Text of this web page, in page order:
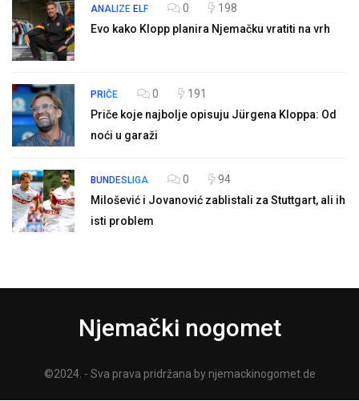
ANALIZE ELF 0
198
Evo kako Klopp planira Njemačku vratiti na vrh
PRIČE 0
191
Priče koje najbolje opisuju Jürgena Kloppa: Od
noći u garaži
BUNDESLIGA 0
94
Milošević i Jovanović zablistali za Stuttgart, ali ih
isti problem
Njemački nogomet
©2024. - Sva prava pridržana by njemackinogomet.de